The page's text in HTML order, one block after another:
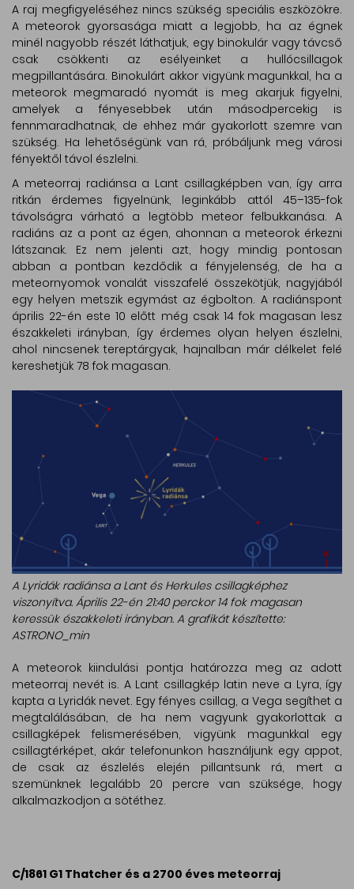
A raj megfigyeléséhez nincs szükség speciális eszközökre.
A meteorok gyorsasága miatt a legjobb, ha az égnek
minél nagyobb részét láthatjuk, egy binokulár vagy távcső
csak csökkenti az esélyeinket a hullócsillagok
megpillantására. Binokulárt akkor vigyünk magunkkal, ha a
meteorok megmaradó nyomát is meg akarjuk figyelni,
amelyek a fényesebbek után másodpercekig is
fennmaradhatnak, de ehhez már gyakorlott szemre van
szükség. Ha lehetőségünk van rá, próbáljunk meg városi
fényektől távol észlelni.
A meteorraj radiánsa a Lant csillagképben van, így arra
ritkán érdemes figyelnünk, leginkább attól 45–135-fok
távolságra várható a legtöbb meteor felbukkanása. A
radiáns az a pont az égen, ahonnan a meteorok érkezni
látszanak. Ez nem jelenti azt, hogy mindig pontosan
abban a pontban kezdődik a fényjelenség, de ha a
meteornyomok vonalát visszafelé összekötjük, nagyjából
egy helyen metszik egymást az égbolton. A radiánspont
április 22-én este 10 előtt még csak 14 fok magasan lesz
északkeleti irányban, így érdemes olyan helyen észlelni,
ahol nincsenek tereptárgyak, hajnalban már délkelet felé
kereshetjük 78 fok magasan.
A Lyridák radiánsa a Lant és Herkules csillagképhez
viszonyítva. Április 22-én 21:40 perckor 14 fok magasan
keressük északkeleti irányban. A grafikát készítette:
ASTRONO_min
A meteorok kiindulási pontja határozza meg az adott
meteorraj nevét is. A Lant csillagkép latin neve a Lyra, így
kapta a Lyridák nevet. Egy fényes csillag, a Vega segíthet a
megtalálásában, de ha nem vagyunk gyakorlottak a
csillagképek felismerésében, vigyünk magunkkal egy
csillagtérképet, akár telefonunkon használjunk egy appot,
de csak az észlelés elején pillantsunk rá, mert a
szemünknek legalább 20 percre van szüksége, hogy
alkalmazkodjon a sötéthez.
C/1861 G1 Thatcher és a 2700 éves meteorraj